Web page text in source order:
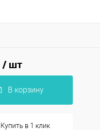
/ шт
В корзину
Купить в 1 клик